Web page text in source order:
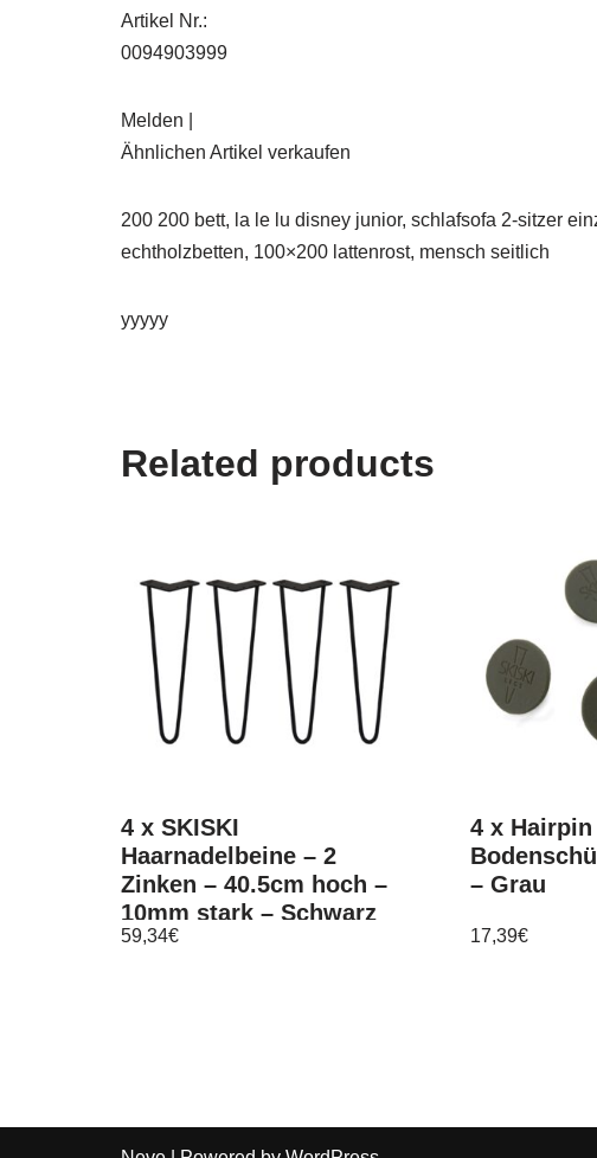
Artikel Nr.:
0094903999
Melden |
Ähnlichen Artikel verkaufen
200 200 bett, la le lu disney junior, schlafsofa 2-sitzer
echtholzbetten, 100×200 lattenrost, mensch seitlich
yyyyy
Related products
4 x SKISKI
Haarnadelbeine – 2
Zinken – 40.5cm hoch –
10mm stark – Schwarz
59,34€
4 x Hairpin
– Grau
17,39€